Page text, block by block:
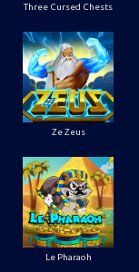
Three Cursed Chests
Ze Zeus
Le Pharaoh